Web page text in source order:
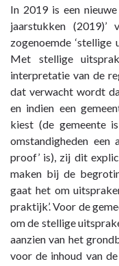
In 2019 is een
jaarstukken (2019)’
zogenoemde ‘stellige
Met stellige
interpretatie van de
dat verwacht wordt
en indien een
kiest (de gemeente
omstandigheden
proof’ is), zij dit
maken bij de
gaat het om
praktijk’. Voor de
om de stellige
aanzien van het
voor de inhoud van